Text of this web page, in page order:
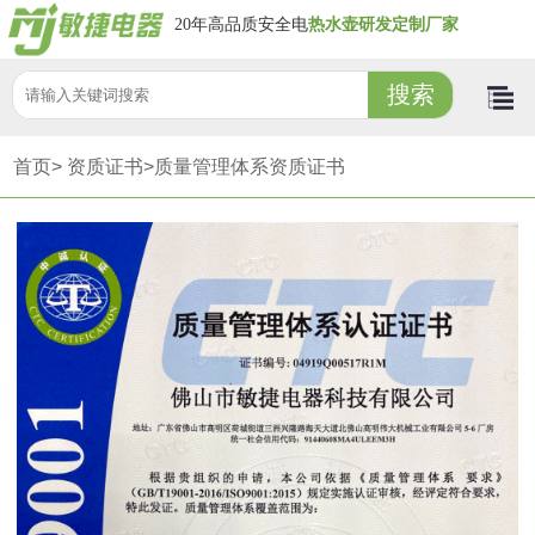
20年高品质安全电热水壶研发定制厂家
首页> 资质证书>质量管理体系资质证书